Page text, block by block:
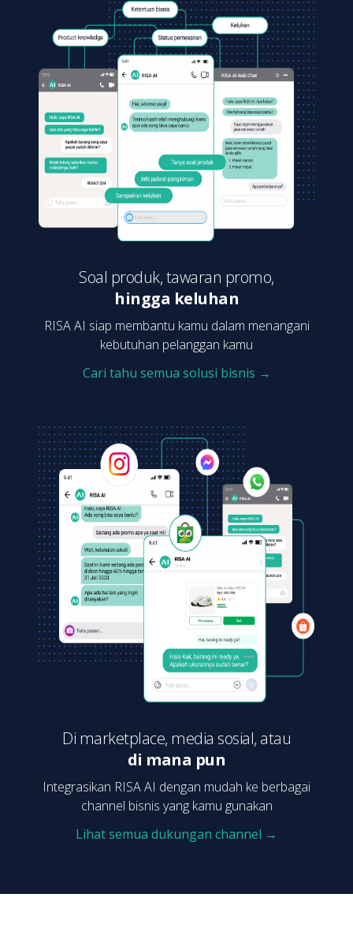
Soal produk, tawaran promo,
hingga keluhan
RISA AI siap membantu kamu dalam menangani
kebutuhan pelanggan kamu
Cari tahu semua solusi bisnis →
Di marketplace, media sosial, atau
di mana pun
Integrasikan RISA AI dengan mudah ke berbagai
channel bisnis yang kamu gunakan
Lihat semua dukungan channel →